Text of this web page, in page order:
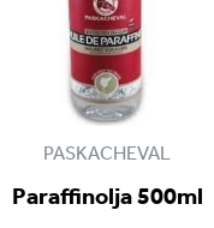
PASKACHEVAL
Paraffinolja 500ml